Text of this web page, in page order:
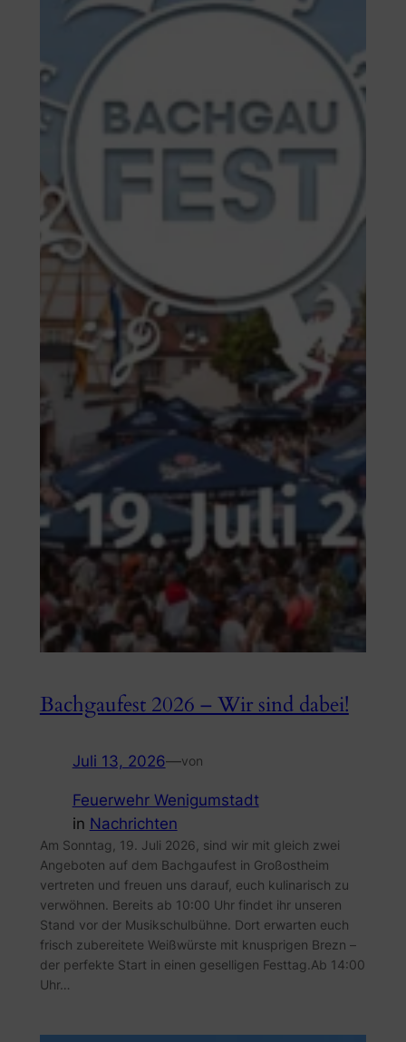
Bachgaufest 2026 – Wir sind dabei!
Juli 13, 2026—von
Feuerwehr Wenigumstadt
in Nachrichten
Am Sonntag, 19. Juli 2026, sind wir mit gleich zwei
Angeboten auf dem Bachgaufest in Großostheim
vertreten und freuen uns darauf, euch kulinarisch zu
verwöhnen. Bereits ab 10:00 Uhr findet ihr unseren
Stand vor der Musikschulbühne. Dort erwarten euch
frisch zubereitete Weißwürste mit knusprigen Brezn –
der perfekte Start in einen geselligen Festtag.Ab 14:00
Uhr…